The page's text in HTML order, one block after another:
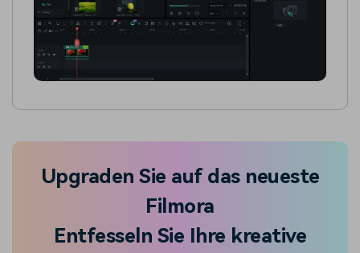
Upgraden Sie auf das neueste
Filmora
Entfesseln Sie Ihre kreative